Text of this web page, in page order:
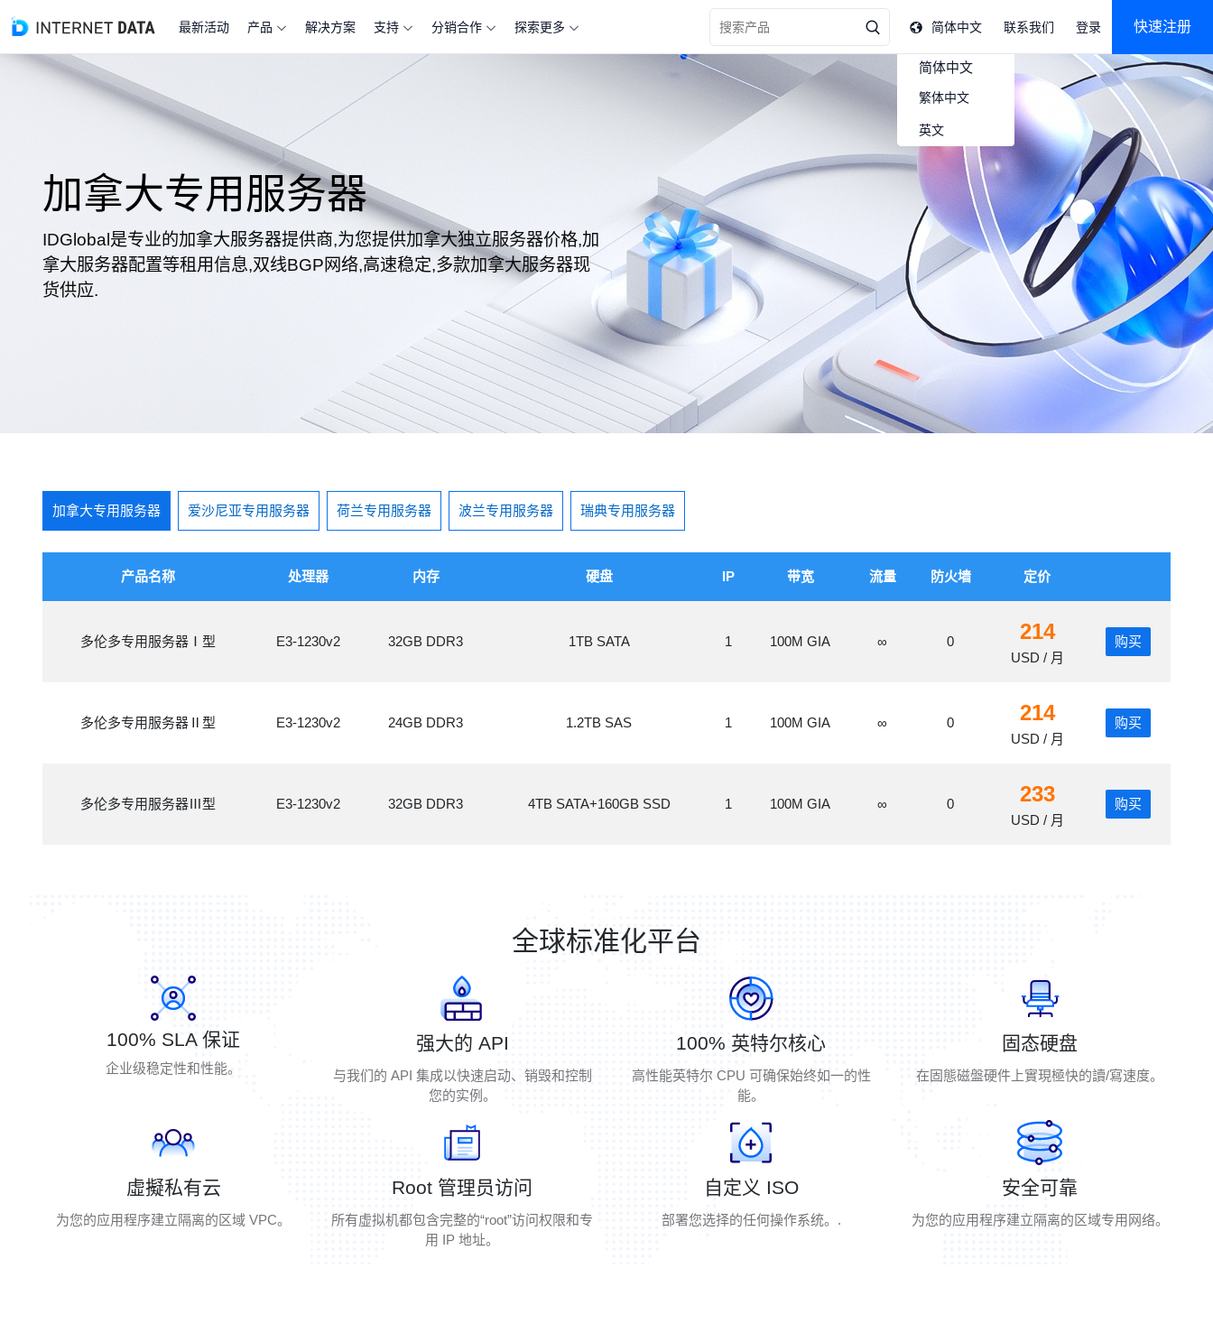
最新活动 产品 解决方案 支持 分销合作 探索更多
查看更多关于 “” 的产品信息
简体中文
简体中文
繁体中文
英文
联系我们 登录 快速注册
加拿大专用服务器
IDGlobal是专业的加拿大服务器提供商,为您提供加拿大独立服务器价格,加
拿大服务器配置等租用信息,双线BGP网络,高速稳定,多款加拿大服务器现
货供应.
加拿大专用服务器 爱沙尼亚专用服务器 荷兰专用服务器 波兰专用服务器 瑞典专用服务器
产品名称 处理器 内存 硬盘 IP 带宽 流量 防火墙 定价
多伦多专用服务器Ⅰ型 E3-1230v2 32GB DDR3 1TB SATA 1 100M GIA ∞ 0 214
USD / 月
购买
多伦多专用服务器Ⅱ型 E3-1230v2 24GB DDR3 1.2TB SAS 1 100M GIA ∞ 0 214
USD / 月
购买
多伦多专用服务器Ⅲ型 E3-1230v2 32GB DDR3 4TB SATA+160GB SSD 1 100M GIA ∞ 0 233
USD / 月
购买
全球标准化平台
100% SLA 保证
企业级稳定性和性能。
强大的 API
与我们的 API 集成以快速启动、销毁和控制
您的实例。
100% 英特尔核心
高性能英特尔 CPU 可确保始终如一的性
能。
固态硬盘
在固態磁盤硬件上實現極快的讀/寫速度。
虛擬私有云
为您的应用程序建立隔离的区域 VPC。
Root 管理员访问
所有虚拟机都包含完整的“root”访问权限和专
用 IP 地址。
自定义 ISO
部署您选择的任何操作系统。.
安全可靠
为您的应用程序建立隔离的区域专用网络。